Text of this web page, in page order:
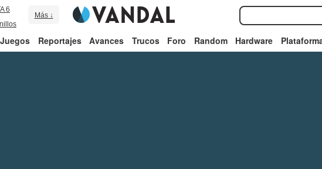
6
Más ↓
Juegos Reportajes Avances Trucos Foro Random Hardware